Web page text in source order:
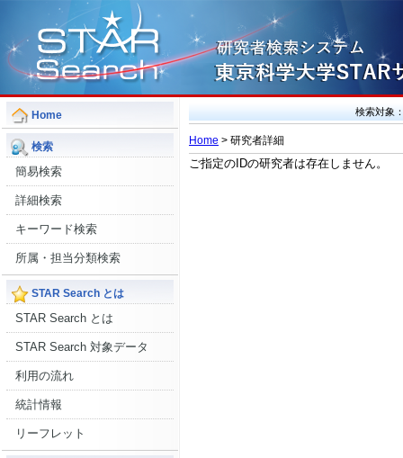
Home
検索
簡易検索
詳細検索
キーワード検索
所属・担当分類検索
STAR Search とは
STAR Search とは
STAR Search 対象データ
利用の流れ
統計情報
リーフレット
検索対象
Home > 研究者詳細
ご指定のIDの研究者は存在しません。